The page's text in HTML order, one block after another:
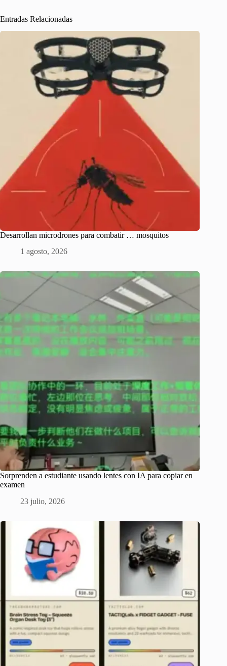
Entradas Relacionadas
Desarrollan microdrones para combatir … mosquitos
1 agosto, 2026
Sorprenden a estudiante usando lentes con IA para copiar en
examen
23 julio, 2026